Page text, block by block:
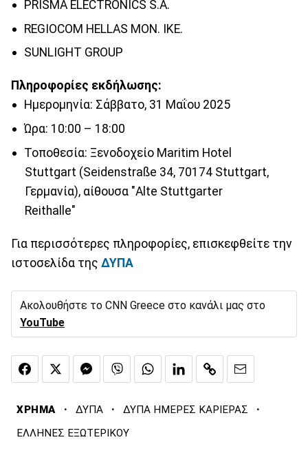
PRISMA ELECTRONICS S.A.
REGIOCOM HELLAS MON. IKE.
SUNLIGHT GROUP
Πληροφορίες εκδήλωσης:
Ημερομηνία: Σάββατο, 31 Μαΐου 2025
Ώρα: 10:00 – 18:00
Τοποθεσία: Ξενοδοχείο Maritim Hotel
Stuttgart (Seidenstraße 34, 70174 Stuttgart,
Γερμανία), αίθουσα "Alte Stuttgarter
Reithalle"
Για περισσότερες πληροφορίες, επισκεφθείτε την
ιστοσελίδα της ΔΥΠΑ
Ακολουθήστε το CNN Greece στο κανάλι μας στο
YouTube
ΧΡΗΜΑ · ΔΥΠΑ · ΔΥΠΑ ΗΜΕΡΕΣ ΚΑΡΙΕΡΑΣ ·
ΕΛΛΗΝΕΣ ΕΞΩΤΕΡΙΚΟΥ